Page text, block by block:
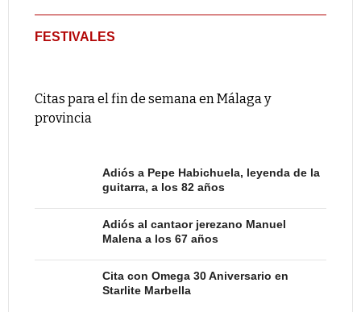
FESTIVALES
Citas para el fin de semana en Málaga y
provincia
Adiós a Pepe Habichuela, leyenda de la
guitarra, a los 82 años
Adiós al cantaor jerezano Manuel
Malena a los 67 años
Cita con Omega 30 Aniversario en
Starlite Marbella